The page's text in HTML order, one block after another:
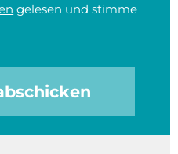
gelesen und stimme